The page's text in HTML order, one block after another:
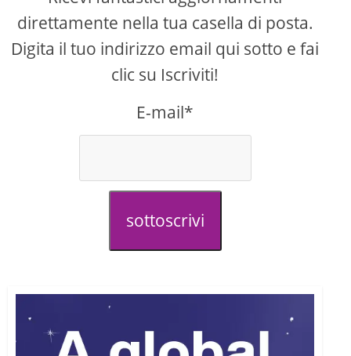
direttamente nella tua casella di posta.
Digita il tuo indirizzo email qui sotto e fai
clic su Iscriviti!
E-mail*
sottoscrivi